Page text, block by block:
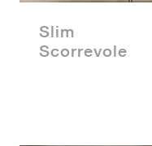
Slim
Scorrevole